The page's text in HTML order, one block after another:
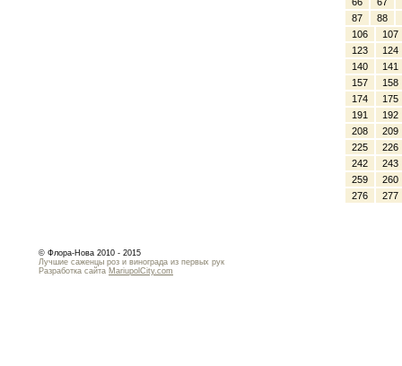
87
88
106
107
123
124
140
141
157
158
174
175
191
192
208
209
225
226
242
243
259
260
276
277
© Флора-Нова 2010 - 2015
Лучшие саженцы роз и винограда из первых рук
Разработка сайта MariupolCity.com